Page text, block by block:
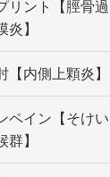
リント【脛骨過
炎】
【内側上顆炎】
ペイン【そけい
群】